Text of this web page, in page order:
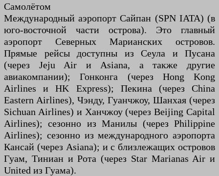
Самолётом
Международный аэропорт Сайпан (SPN IATA) (в
юго-восточной части острова). Это главный
аэропорт Северных Марианских островов.
Прямые рейсы доступны из Сеула и Пусана
(через Jeju Air и Asiana, а также другие
авиакомпании); Гонконга (через Hong Kong
Airlines и HK Express); Пекина (через China
Eastern Airlines), Чэнду, Гуанчжоу, Шанхая (через
Sichuan Airlines) и Ханчжоу (через Beijing Capital
Airlines); сезонно из Манилы (через Philippine
Airlines); сезонно из международного аэропорта
Кансай (через Asiana); и с близлежащих островов
Гуам, Тиниан и Рота (через Star Marianas Air и
United из Гуама).